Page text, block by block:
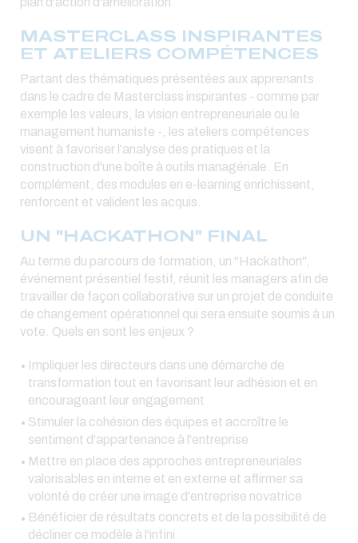
MASTERCLASS INSPIRANTES
ET ATELIERS COMPÉTENCES
Partant des thématiques présentées aux apprenants
dans le cadre de Masterclass inspirantes - comme par
exemple les valeurs, la vision entrepreneuriale ou le
management humaniste -, les ateliers compétences
visent à favoriser l'analyse des pratiques et la
construction d'une boîte à outils managériale. En
complément, des modules en e-learning enrichissent,
renforcent et valident les acquis.
UN "HACKATHON" FINAL
Au terme du parcours de formation, un "Hackathon",
événement présentiel festif, réunit les managers afin de
travailler de façon collaborative sur un projet de conduite
de changement opérationnel qui sera ensuite soumis à un
vote. Quels en sont les enjeux ?
Impliquer les directeurs dans une démarche de
transformation tout en favorisant leur adhésion et en
encourageant leur engagement
Stimuler la cohésion des équipes et accroître le
sentiment d'appartenance à l'entreprise
Mettre en place des approches entrepreneuriales
valorisables en interne et en externe et affirmer sa
volonté de créer une image d'entreprise novatrice
Bénéficier de résultats concrets et de la possibilité de
décliner ce modèle à l'infini